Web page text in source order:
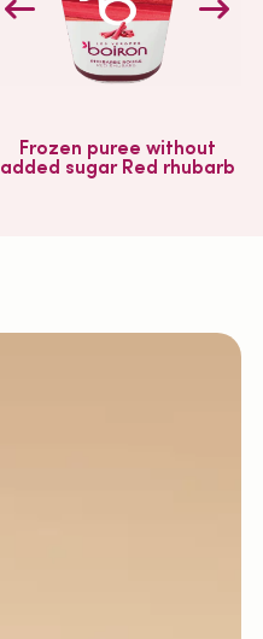
Frozen puree without
added sugar Red rhubarb